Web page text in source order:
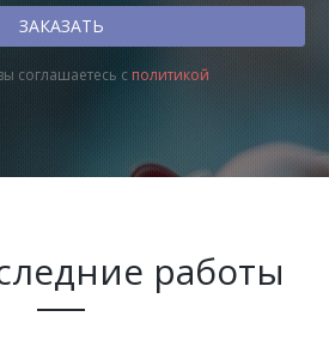
соглашаетесь с политикой
работы